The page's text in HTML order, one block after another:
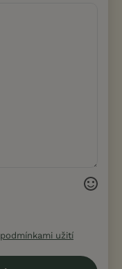
podmínkami užití